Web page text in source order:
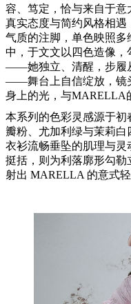
容、笃定，恰与来自于
真实态度与简约风格相
气质的注脚，单色映照
中，于文文以四色造像
——她独立、清醒，步履
——舞台上自信绽放，镜
身上的光，与MARELLA
本系列的色彩灵感源于
瓣粉、尤加利绿与茉莉
衣衫流畅垂坠的肌理与
挺括，则为利落廓形勾
射出 MARELLA 的意式轻